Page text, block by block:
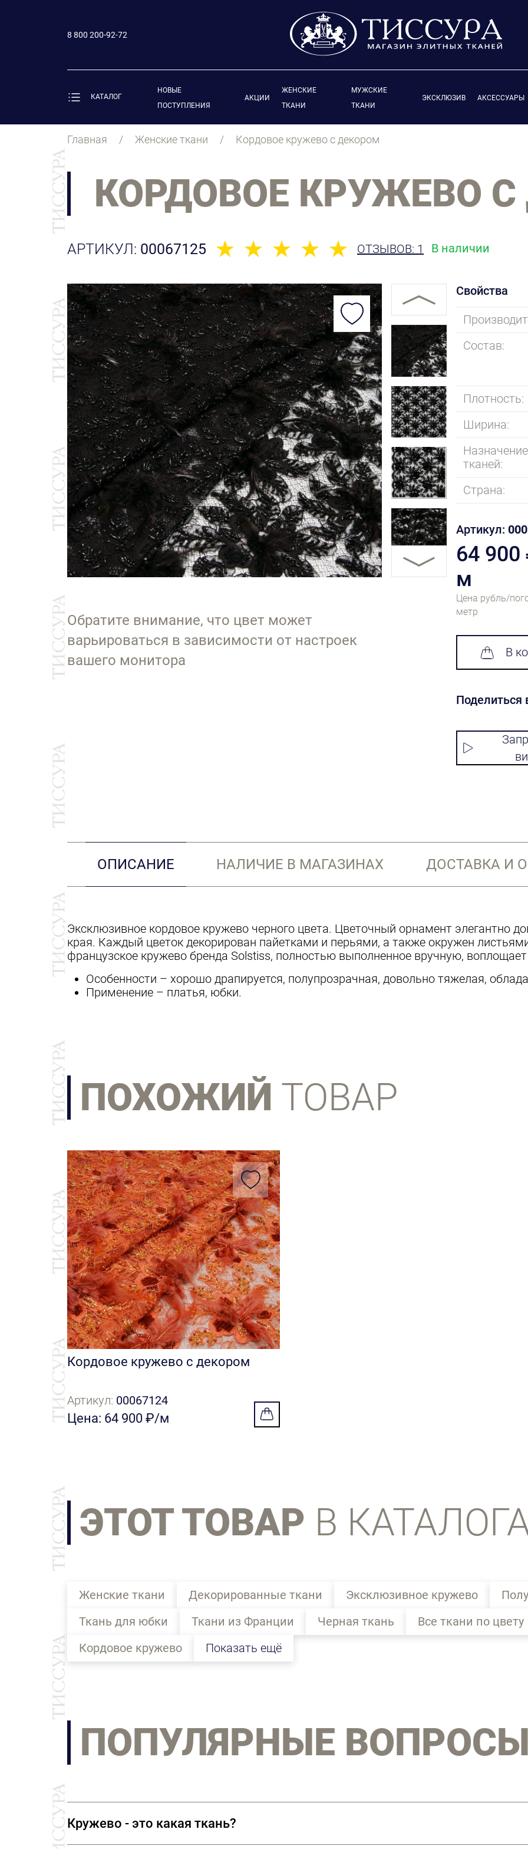
8 800 200-92-72
КАТАЛОГ
НОВЫЕ
ПОСТУПЛЕНИЯ
АКЦИИ
ЖЕНСКИЕ
ТКАНИ
МУЖСКИЕ
ТКАНИ
ЭКСКЛЮЗИВ АКСЕССУАРЫ
Главная Женские ткани Кордовое кружево с декором
КОРДОВОЕ КРУЖЕВО
АРТИКУЛ: 00067125 ОТЗЫВОВ: 1 В наличии
Обратите внимание, что цвет может
варьироваться в зависимости от настроек
вашего монитора
Свойства
Состав:
Плотность:
Ширина:
Назначение
тканей:
Страна:
Артикул:
64
м
Цена рубль/
метр
В
Поделиться
ОПИСАНИЕ НАЛИЧИЕ В МАГАЗИНАХ ДОСТАВКА И
Эксклюзивное кордовое кружево черного цвета. Цветочный орнамент элегантно
края. Каждый цветок декорирован пайетками и перьями, а также окружен
французское кружево бренда Solstiss, полностью выполненное вручную,
Особенности – хорошо драпируется, полупрозрачная, довольно тяжелая,
Применение – платья, юбки.
ПОХОЖИЙ ТОВАР
Кордовое кружево с декором
Артикул: 00067124
Цена: 64 900 ₽/м
ЭТОТ ТОВАР В
Женские ткани Декорированные ткани Эксклюзивное кружево
Ткань для юбки
Ткани из Франции Черная ткань
Все ткани по цвету
Кордовое кружево
Показать ещё
ПОПУЛЯРНЫЕ
Кружево - это какая ткань?